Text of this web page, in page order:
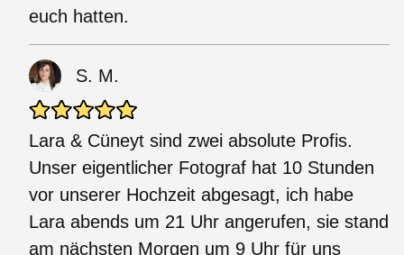
euch hatten.
S. M.
Lara & Cüneyt sind zwei absolute Profis.
Unser eigentlicher Fotograf hat 10 Stunden
vor unserer Hochzeit abgesagt, ich habe
Lara abends um 21 Uhr angerufen, sie stand
am nächsten Morgen um 9 Uhr für uns